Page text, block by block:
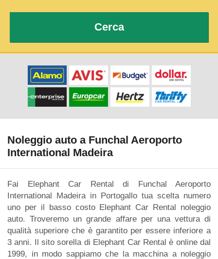
Cerca
Noleggio auto a Funchal Aeroporto
International Madeira
Fai Elephant Car Rental di Funchal Aeroporto
International Madeira in Portogallo tua scelta numero
uno per il basso costo Elephant Car Rental noleggio
auto. Troveremo un grande affare per una vettura di
qualità superiore che è garantito per essere inferiore a
3 anni. Il sito sorella di Elephant Car Rental è online dal
1999, in modo sappiamo che la macchina a noleggio